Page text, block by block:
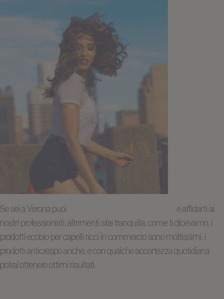
Se sei a Verona puoi
e affidarti ai
nostri professionisti, altrimenti stai tranquilla; come ti dicevamo, i
prodotti ecobio per capelli ricci in commercio sono moltissimi, i
prodotti anticrespo anche, e con qualche accortezza quotidiana
potrai ottenere ottimi risultati.